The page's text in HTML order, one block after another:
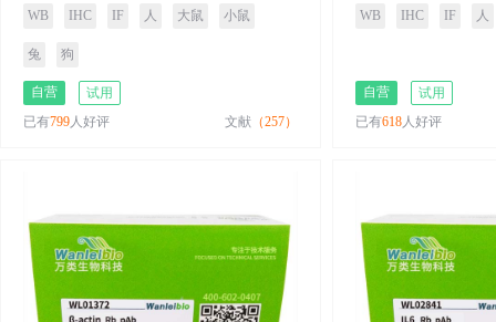
WB IHC IF 人 大鼠 小鼠
兔 狗
自营
试用
已有799人好评 文献 （257）
WB IHC IF 人
自营
试用
已有618人好评